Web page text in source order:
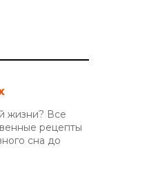
жизни? Все
рецепты
сна до